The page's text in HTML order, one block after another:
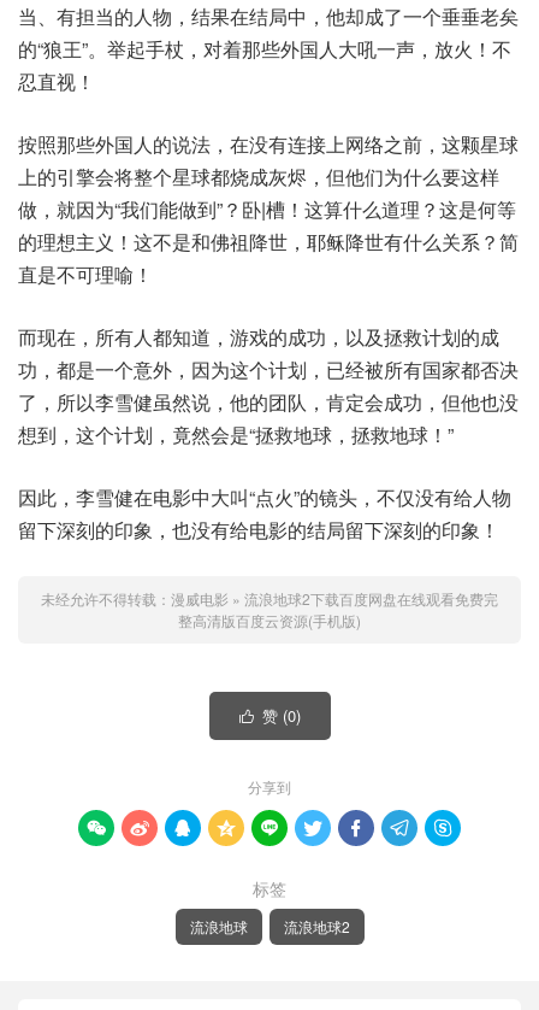
当、有担当的人物，结果在结局中，他却成了一个垂垂老矣
的“狼王”。举起手杖，对着那些外国人大吼一声，放火！不
忍直视！
按照那些外国人的说法，在没有连接上网络之前，这颗星球
上的引擎会将整个星球都烧成灰烬，但他们为什么要这样
做，就因为“我们能做到”？卧|槽！这算什么道理？这是何等
的理想主义！这不是和佛祖降世，耶稣降世有什么关系？简
直是不可理喻！
而现在，所有人都知道，游戏的成功，以及拯救计划的成
功，都是一个意外，因为这个计划，已经被所有国家都否决
了，所以李雪健虽然说，他的团队，肯定会成功，但他也没
想到，这个计划，竟然会是“拯救地球，拯救地球！”
因此，李雪健在电影中大叫“点火”的镜头，不仅没有给人物
留下深刻的印象，也没有给电影的结局留下深刻的印象！
未经允许不得转载： 漫威电影 » 流浪地球2下载百度网盘在线观看免费完
整高清版百度云资源(手机版)
 赞 (0)
分享到
        
标签
流浪地球 流浪地球2